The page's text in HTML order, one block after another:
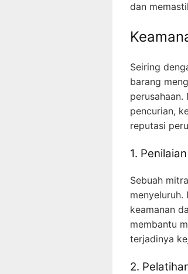
dan
Seiring
barang
perusahaan.
pencurian,
reputasi
1.
Sebuah
keamanan
membantu
terjadinya
2.